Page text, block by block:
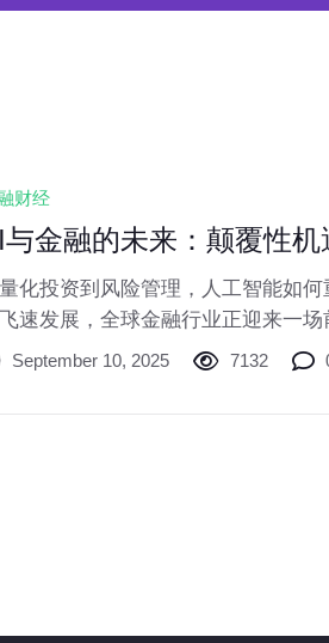
财经
金融的未来：颠覆性
化投资到风险管理，人工智能如
速发展，全球金融行业正迎来一
从风险管理到客户服务，AI的应用
September 10, 2025 7132